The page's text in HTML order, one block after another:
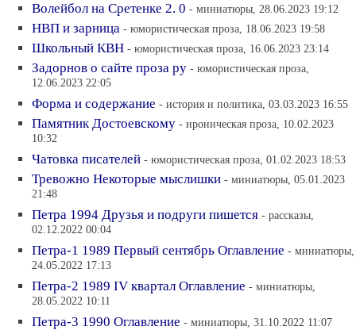
Волейбол на Сретенке 2. 0 - миниатюры, 28.06.2023 19:12
НВП и зарница - юмористическая проза, 18.06.2023 19:58
Школьный КВН - юмористическая проза, 16.06.2023 23:14
Задорнов о сайте проза ру - юмористическая проза,
12.06.2023 22:05
Форма и содержание - история и политика, 03.03.2023 16:55
Памятник Достоевскому - ироническая проза, 10.02.2023
10:32
Чатовка писателей - юмористическая проза, 01.02.2023 18:53
Тревожно Некоторые мыслишки - миниатюры, 05.01.2023
21:48
Петра 1994 Друзья и подруги пишется - рассказы,
02.12.2022 00:04
Петра-1 1989 Первый сентябрь Оглавление - миниатюры,
24.05.2022 17:13
Петра-2 1989 IV квартал Оглавление - миниатюры,
28.05.2022 10:11
Петра-3 1990 Оглавление - миниатюры, 31.10.2022 11:07